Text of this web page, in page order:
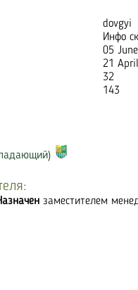
dovgyi
Инфо
05
21
32
143
заместителем